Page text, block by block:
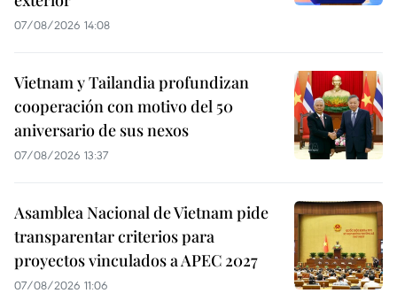
07/08/2026 14:08
Vietnam y Tailandia profundizan
cooperación con motivo del 50
aniversario de sus nexos
07/08/2026 13:37
Asamblea Nacional de Vietnam pide
transparentar criterios para
proyectos vinculados a APEC 2027
07/08/2026 11:06